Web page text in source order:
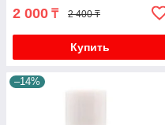
2 000 ₸ 2 400 ₸
Купить
–14%